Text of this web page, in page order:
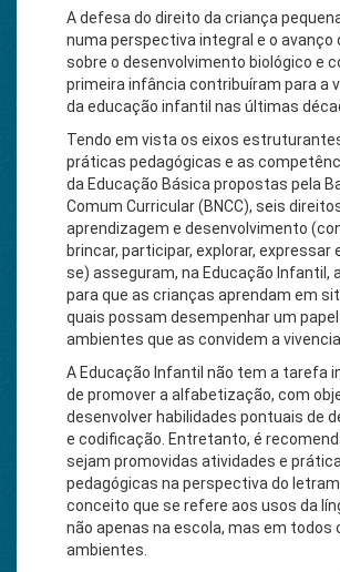
A defesa do direito da criança
numa perspectiva integral e o avanço
sobre o desenvolvimento biológico e
primeira infância contribuíram para a
da educação infantil nas últimas
Tendo em vista os eixos
práticas pedagógicas e as
da Educação Básica propostas pela
Comum Curricular (BNCC), seis
aprendizagem e desenvolvimento
brincar, participar, explorar, expressar
se) asseguram, na Educação Infantil,
para que as crianças aprendam em
quais possam desempenhar um
ambientes que as convidem a
A Educação Infantil não tem a tarefa
de promover a alfabetização, com
desenvolver habilidades pontuais de
e codificação. Entretanto, é
sejam promovidas atividades e
pedagógicas na perspectiva do
conceito que se refere aos usos da
não apenas na escola, mas em todos
ambientes.